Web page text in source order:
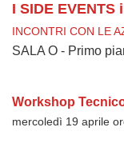
I SIDE EVENTS
INCONTRI CON LE
SALA O - Primo
Workshop
mercoledì 19 aprile